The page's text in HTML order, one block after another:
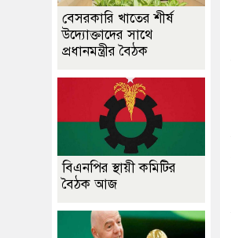
বেসরকারি খাতের শীর্ষ
উদ্যোক্তাদের সাথে
প্রধানমন্ত্রীর বৈঠক
বিএনপির স্থায়ী কমিটির
বৈঠক আজ